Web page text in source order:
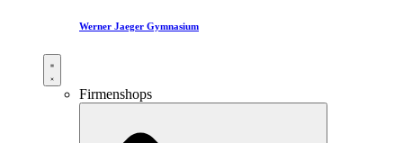
Werner Jaeger Gymnasium
Firmenshops